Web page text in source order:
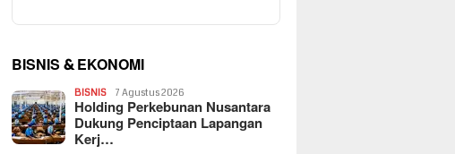
BISNIS & EKONOMI
BISNIS 7 Agustus 2026
Holding Perkebunan Nusantara
Dukung Penciptaan Lapangan
Kerj…